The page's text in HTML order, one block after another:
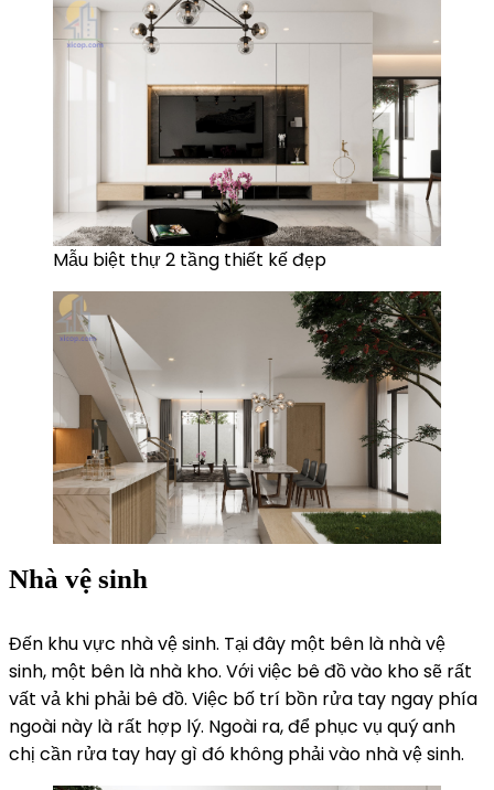
Mẫu biệt thự 2 tầng thiết kế đẹp
Nhà vệ sinh
Đến khu vực nhà vệ sinh. Tại đây một bên là nhà vệ
sinh, một bên là nhà kho. Với việc bê đồ vào kho sẽ rất
vất vả khi phải bê đồ. Việc bố trí bồn rửa tay ngay phía
ngoài này là rất hợp lý. Ngoài ra, để phục vụ quý anh
chị cần rửa tay hay gì đó không phải vào nhà vệ sinh.